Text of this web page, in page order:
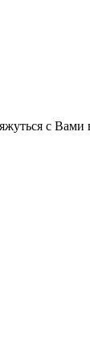
с Вами